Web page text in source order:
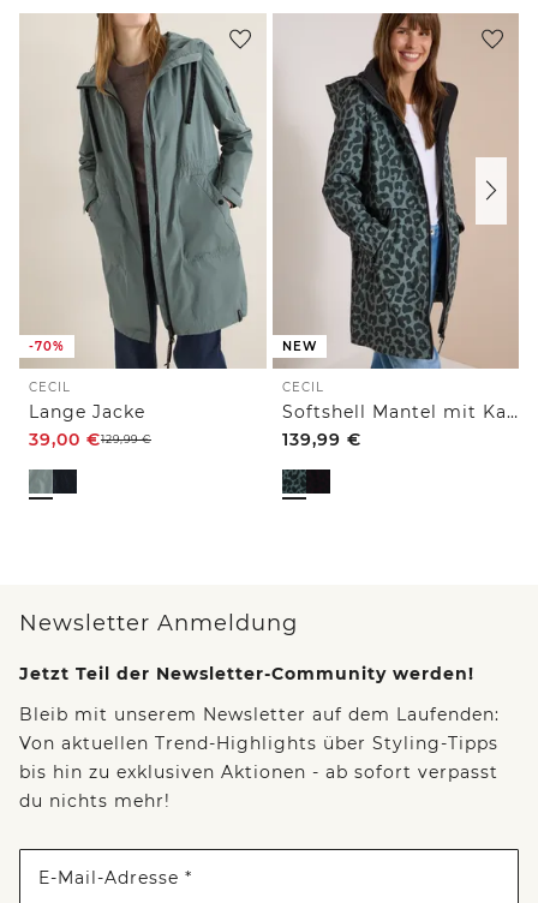
-70%
CECIL
Lange Jacke
39,00 €129,99€
NEW
CECIL
Softshell Mantel mit Kapuze und Leo-Muster
139,99 €
Newsletter Anmeldung
Jetzt Teil der Newsletter-Community werden!
Bleib mit unserem Newsletter auf dem Laufenden:
Von aktuellen Trend-Highlights über Styling-Tipps
bis hin zu exklusiven Aktionen - ab sofort verpasst
du nichts mehr!
E-Mail-Adresse *